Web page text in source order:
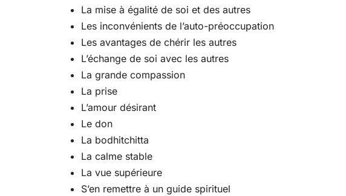
La mise à égalité de soi et des autres
Les inconvénients de l’auto-préoccupation
Les avantages de chérir les autres
L’échange de soi avec les autres
La grande compassion
La prise
L’amour désirant
Le don
La bodhitchitta
La calme stable
La vue supérieure
S’en remettre à un guide spirituel